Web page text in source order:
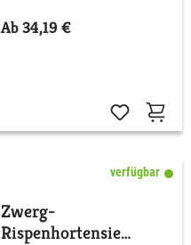
Ab 34,19 €
verfügbar
Zwerg-
Rispenhortensie